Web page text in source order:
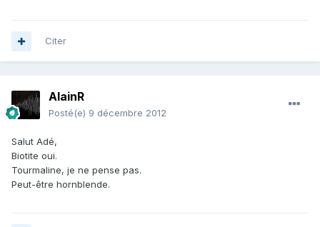
Citer
AlainR
Posté(e) 9 décembre 2012
Salut Adé,
Biotite oui.
Tourmaline, je ne pense pas.
Peut-être hornblende.